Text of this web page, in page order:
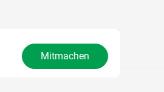
Mitmachen